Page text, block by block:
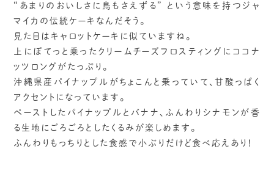
“あまりのおいしさに鳥もさえずる” という意味を持つジャ
マイカの伝統ケーキなんだそう。
見た目はキャロットケーキに似ていますね。
上にぽてっと乗ったクリームチーズフロスティングにココナ
ッツロングがたっぷり。
沖縄県産パイナップルがちょこんと乗っていて、甘酸っぱく
アクセントになっています。
ペーストしたパイナップルとバナナ、ふんわりシナモンが香
る生地にごろごろとしたくるみが楽しめます。
ふんわりもっちりとした食感で小ぶりだけど食べ応えあり！